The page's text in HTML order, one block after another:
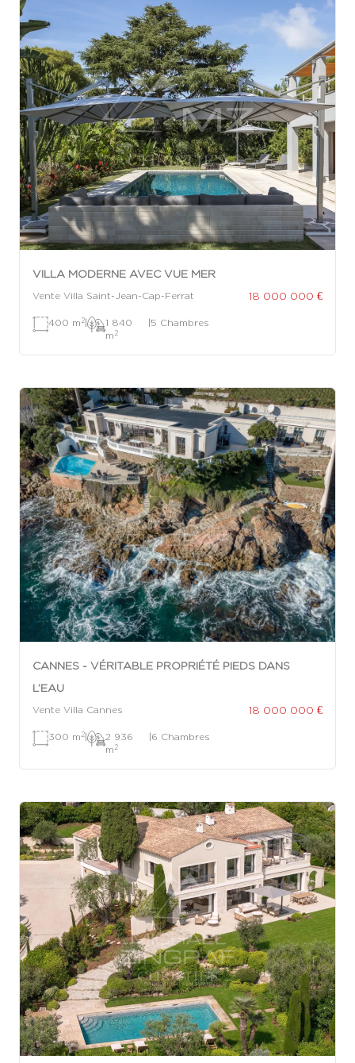
VILLA MODERNE AVEC VUE MER
Vente Villa Saint-Jean-Cap-Ferrat 18 000 000 €
400 m 2|
1 840
m 2
|5 Chambres
CANNES - VÉRITABLE PROPRIÉTÉ PIEDS DANS
L’EAU
Vente Villa Cannes 18 000 000 €
300 m 2|
2 936
m 2
|6 Chambres